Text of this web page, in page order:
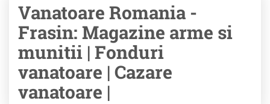
Vanatoare Romania -
Frasin: Magazine arme si
munitii | Fonduri
vanatoare | Cazare
vanatoare |